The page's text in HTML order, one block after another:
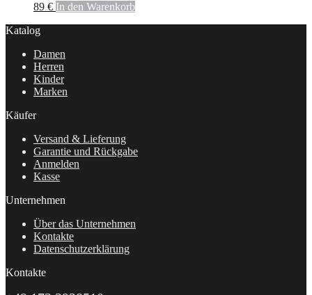
89 € In den Warenkorb
Katalog
Damen
Herren
Kinder
Marken
Käufer
Versand & Lieferung
Garantie und Rückgabe
Anmelden
Kasse
Unternehmen
Über das Unternehmen
Kontakte
Datenschutzerklärung
Kontakte